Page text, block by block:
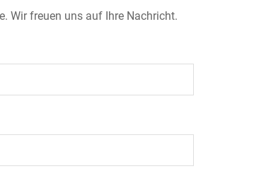
Wir freuen uns auf Ihre Nachricht.